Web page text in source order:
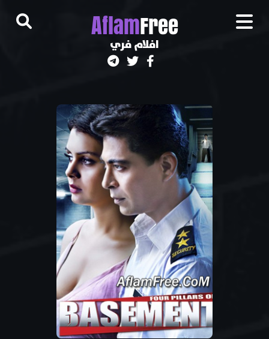
AflamFree
افلام فري